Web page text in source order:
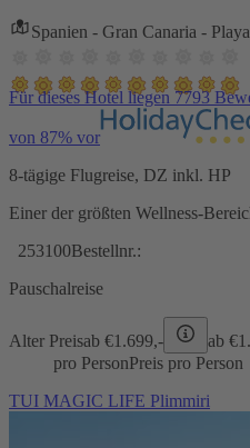
Spanien - Gran Canaria -
Für dieses Hotel liegen 7793
von 87% vor
8-tägige Flugreise, DZ inkl. HP
Einer der größten Wellness-
253100Bestellnr.:
Pauschalreise
Alter Preisab €1.699,- ab €
pro PersonPreis pro Person
TUI MAGIC LIFE Plimmiri